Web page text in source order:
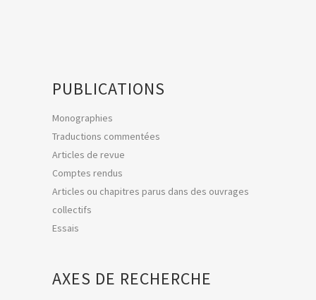
PUBLICATIONS
Monographies
Traductions commentées
Articles de revue
Comptes rendus
Articles ou chapitres parus dans des ouvrages
collectifs
Essais
AXES DE RECHERCHE